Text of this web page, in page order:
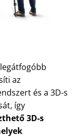
az
és a 3D-s
így
3D-s